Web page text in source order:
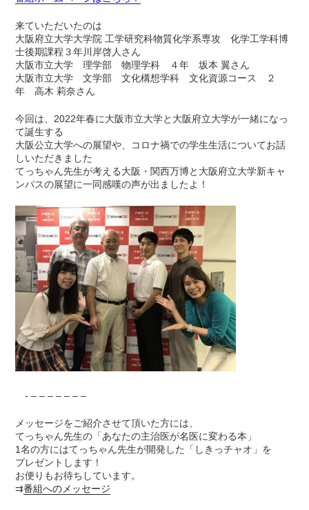
来ていただいたのは
大阪府立大学大学院 工学研究科物質化学系専攻 化学工学科博
士後期課程３年川岸啓人さん
大阪市立大学 理学部 物理学科 ４年 坂本 翼さん
大阪市立大学 文学部 文化構想学科 文化資源コース ２
年 高木 莉奈さん
今回は、2022年春に大阪市立大学と大阪府立大学が一緒になっ
て誕生する
大阪公立大学への展望や、コロナ禍での学生生活についてお話
しいただきました
てっちゃん先生が考える大阪・関西万博と大阪府立大学新キャ
ンパスの展望に一同感嘆の声が出ましたよ！
- – – – – – – –
メッセージをご紹介させて頂いた方には、
てっちゃん先生の「あなたの主治医が名医に変わる本」
1名の方にはてっちゃん先生が開発した「しきっチャオ」を
プレゼントします！
お便りもお待ちしています。
⇉番組へのメッセージ